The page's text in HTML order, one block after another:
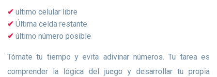
ultimo celular libre
Última celda restante
último número posible
Tómate tu tiempo y evita adivinar números. Tu tarea es
comprender la lógica del juego y desarrollar tu propia